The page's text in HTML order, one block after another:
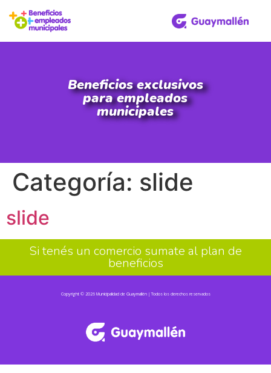
Beneficios exclusivos
para empleados
municipales
Categoría: slide
slide
Si tenés un comercio sumate al plan de
beneficios
Copyright © 2026 Municipalidad de Guaymallén | Todos los derechos reservados